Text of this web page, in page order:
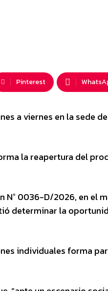
Pinterest
a viernes en la sede
la reapertura del
0036-D/2026, en el
determinar la
individuales forma